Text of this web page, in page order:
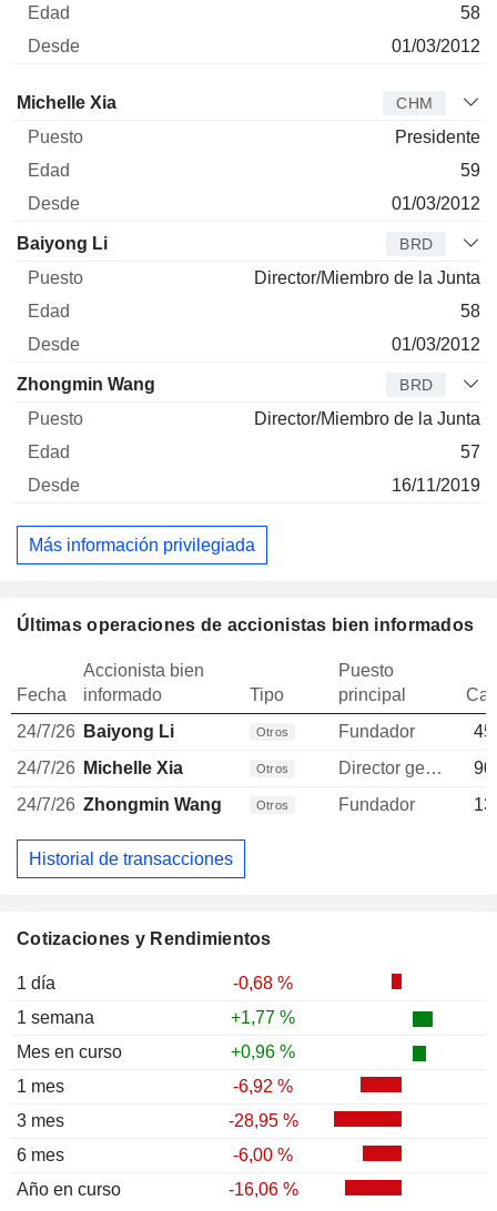
Cotizaciones y Rendimientos
1 día
-0,68 %
1 semana
+1,77 %
Mes en curso
+0,96 %
1 mes
-6,92 %
3 mes
-28,95 %
6 mes
-6,00 %
Año en curso
-16,06 %
58
01/03/2012
Administrador
Michelle Xia CHM
Presidente
59
01/03/2012
Baiyong Li BRD
Director/Miembro de la Junta
58
01/03/2012
Zhongmin Wang BRD
Director/Miembro de la Junta
57
16/11/2019
Más información privilegiada
Últimas operaciones de accionistas bien informados
Fecha
Accionista bien
informado
Tipo
Puesto
principal
24/7/26 Baiyong Li Otros Fundador
24/7/26 Michelle Xia Otros Director general
24/7/26 Zhongmin Wang Otros Fundador
Historial de transacciones